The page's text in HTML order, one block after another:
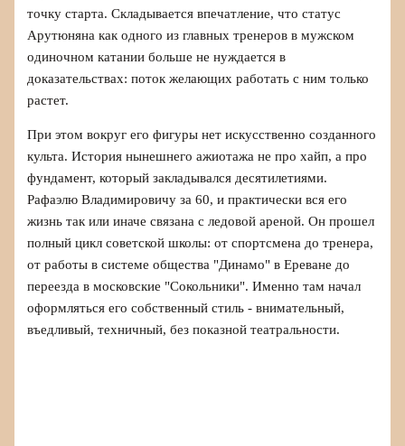
точку старта. Складывается впечатление, что статус
Арутюняна как одного из главных тренеров в мужском
одиночном катании больше не нуждается в
доказательствах: поток желающих работать с ним только
растет.
При этом вокруг его фигуры нет искусственно созданного
культа. История нынешнего ажиотажа не про хайп, а про
фундамент, который закладывался десятилетиями.
Рафаэлю Владимировичу за 60, и практически вся его
жизнь так или иначе связана с ледовой ареной. Он прошел
полный цикл советской школы: от спортсмена до тренера,
от работы в системе общества "Динамо" в Ереване до
переезда в московские "Сокольники". Именно там начал
оформляться его собственный стиль - внимательный,
въедливый, техничный, без показной театральности.